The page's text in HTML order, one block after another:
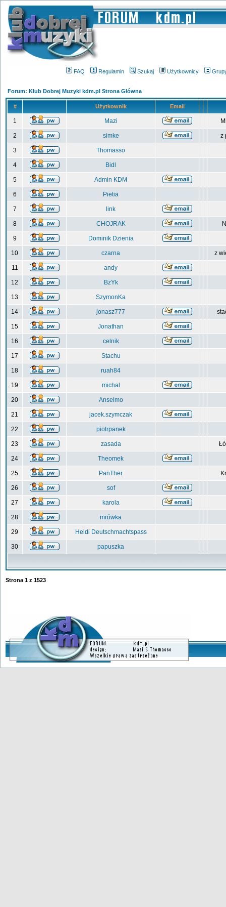
FAQ Regulamin Szukaj Użytkownicy
Forum: Klub Dobrej Muzyki kdm.pl Strona Główna
# Użytkownik Email
1 Mazi
2 simke z
3 Thomasso
4 Bidl
5 Admin KDM
6 Pietia
7 link
8 CHOJRAK
9 Dominik Dzienia
10 czarna z
11 andy
12 BzYk
13 SzymonKa
14 jonasz777
15 Jonathan
16 celnik
17 Stachu
18 ruah84
19 michal
20 Anselmo
21 jacek.szymczak
22 piotrpanek
23 zasada
24 Theomek
25 PanTher
26 sof
27 karola
28 mrówka
29 Heidi Deutschmachtspass
30 papuszka
Strona 1 z 1523